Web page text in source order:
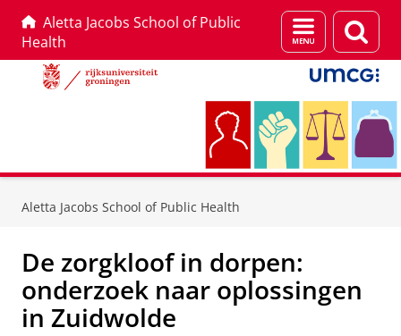
Aletta Jacobs School of Public
Health
Menu
en
zoeken
Aletta Jacobs School of Public Health
De zorgkloof in dorpen:
onderzoek naar oplossingen
in Zuidwolde